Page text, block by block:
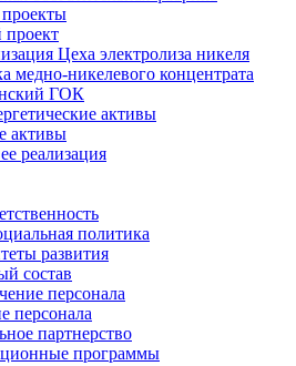
Цеха электролиза никеля
медно-никелевого концентрата
ГОК
активы
активы
реализация
политика
развития
состав
персонала
персонала
партнерство
программы